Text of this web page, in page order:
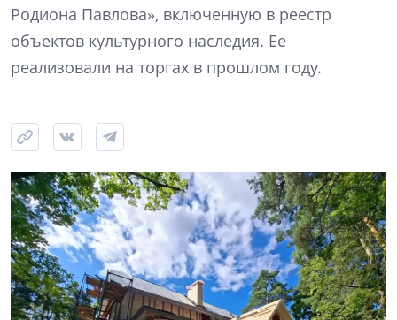
Родиона Павлова», включенную в реестр
объектов культурного наследия. Ее
реализовали на торгах в прошлом году.